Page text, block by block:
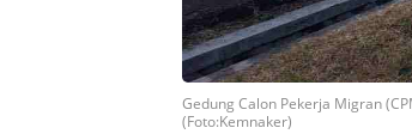
Gedung Calon Pekerja Migran
(Foto:Kemnaker)